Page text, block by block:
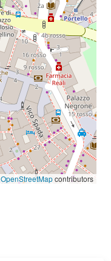
OpenStreetMapcontributors